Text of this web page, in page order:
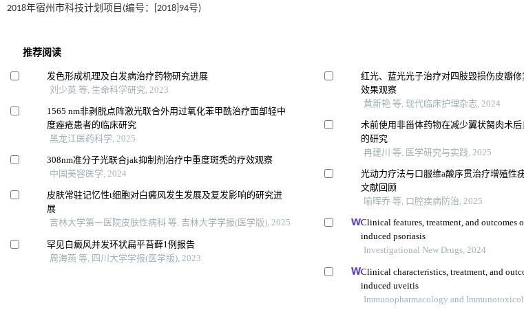
2018年宿州市科技计划项目(编号：[2018]94号)